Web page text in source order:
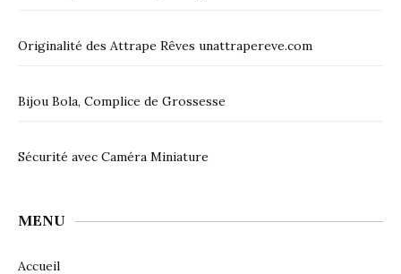
Originalité des Attrape Rêves unattrapereve.com
Bijou Bola, Complice de Grossesse
Sécurité avec Caméra Miniature
MENU
Accueil